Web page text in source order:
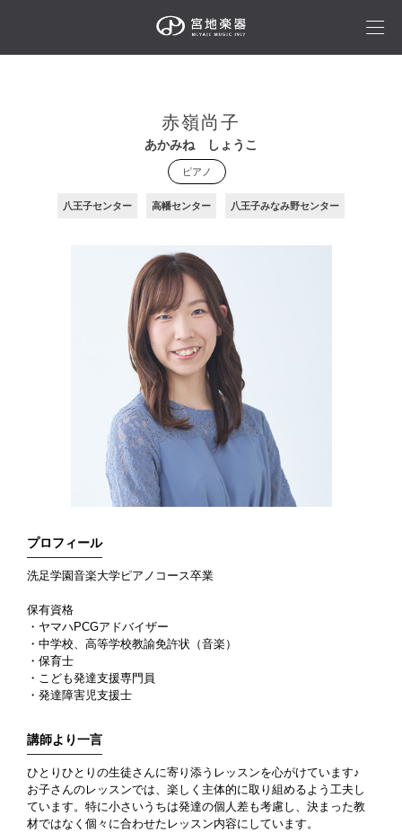
赤嶺尚子
あかみね しょうこ
ピアノ
八王子センター 高幡センター 八王子みなみ野センター
プロフィール
洗足学園音楽大学ピアノコース卒業
保有資格
・ヤマハPCGアドバイザー
・中学校、高等学校教諭免許状（音楽）
・保育士
・こども発達支援専門員
・発達障害児支援士
講師より一言
ひとりひとりの生徒さんに寄り添うレッスンを心がけています♪
お子さんのレッスンでは、楽しく主体的に取り組めるよう工夫し
ています。特に小さいうちは発達の個人差も考慮し、決まった教
材ではなく個々に合わせたレッスン内容にしています。